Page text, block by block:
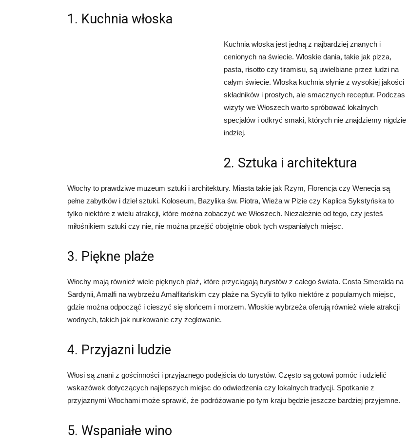
1. Kuchnia włoska
Kuchnia włoska jest jedną z najbardziej znanych i
cenionych na świecie. Włoskie dania, takie jak pizza,
pasta, risotto czy tiramisu, są uwielbiane przez ludzi na
całym świecie. Włoska kuchnia słynie z wysokiej jakości
składników i prostych, ale smacznych receptur. Podczas
wizyty we Włoszech warto spróbować lokalnych
specjałów i odkryć smaki, których nie znajdziemy nigdzie
indziej.
2. Sztuka i architektura
Włochy to prawdziwe muzeum sztuki i architektury. Miasta takie jak Rzym, Florencja czy Wenecja są
pełne zabytków i dzieł sztuki. Koloseum, Bazylika św. Piotra, Wieża w Pizie czy Kaplica Sykstyńska to
tylko niektóre z wielu atrakcji, które można zobaczyć we Włoszech. Niezależnie od tego, czy jesteś
miłośnikiem sztuki czy nie, nie można przejść obojętnie obok tych wspaniałych miejsc.
3. Piękne plaże
Włochy mają również wiele pięknych plaż, które przyciągają turystów z całego świata. Costa Smeralda na
Sardynii, Amalfi na wybrzeżu Amalfitańskim czy plaże na Sycylii to tylko niektóre z popularnych miejsc,
gdzie można odpocząć i cieszyć się słońcem i morzem. Włoskie wybrzeża oferują również wiele atrakcji
wodnych, takich jak nurkowanie czy żeglowanie.
4. Przyjazni ludzie
Włosi są znani z gościnności i przyjaznego podejścia do turystów. Często są gotowi pomóc i udzielić
wskazówek dotyczących najlepszych miejsc do odwiedzenia czy lokalnych tradycji. Spotkanie z
przyjaznymi Włochami może sprawić, że podróżowanie po tym kraju będzie jeszcze bardziej przyjemne.
5. Wspaniałe wino